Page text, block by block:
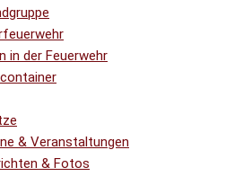
in der Feuerwehr
& Veranstaltungen
& Fotos